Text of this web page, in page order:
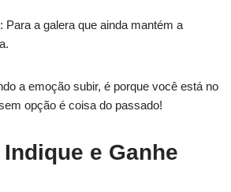
: Para a galera que ainda mantém a
a emoção subir, é porque você está no
opção é coisa do passado!
e Ganhe